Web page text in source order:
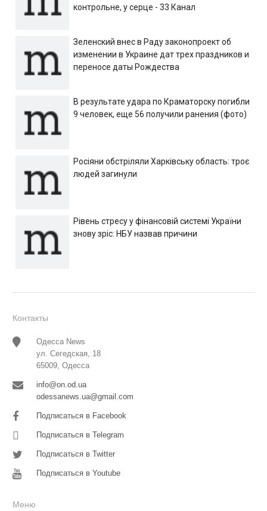
контрольне, у серце - 33 Канал
Зеленский внес в Раду законопроект об
изменении в Украине дат трех праздников и
переносе даты Рождества
В результате удара по Краматорску погибли
9 человек, еще 56 получили ранения (фото)
Росіяни обстріляли Харківську область: троє
людей загинули
Рівень стресу у фінансовій системі України
знову зріс: НБУ назвав причини
Контакты
Одесса News
ул. Сегедская, 18
65009, Одесса
info@on.od.ua
odessanews.ua@gmail.com
Подписаться в Facebook
Подписаться в Telegram
Подписаться в Twitter
Подписаться в Youtube
Меню